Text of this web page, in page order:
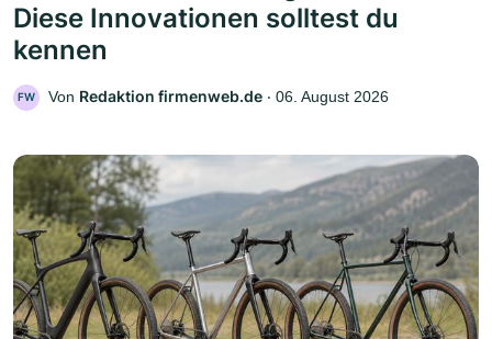
Diese Innovationen solltest du
kennen
FW Von Redaktion firmenweb.de ‧ 06. August 2026